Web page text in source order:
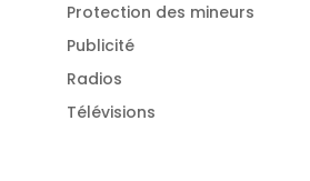
Protection des mineurs
Publicité
Radios
Télévisions